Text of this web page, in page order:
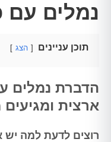
נמלים עם
תוכן עניינים הצג
הדברת נמלים
ארצית ומגיעים
רוצים לדעת למה יש